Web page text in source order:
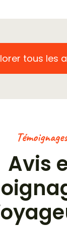
tous les
Témoignages
Avis